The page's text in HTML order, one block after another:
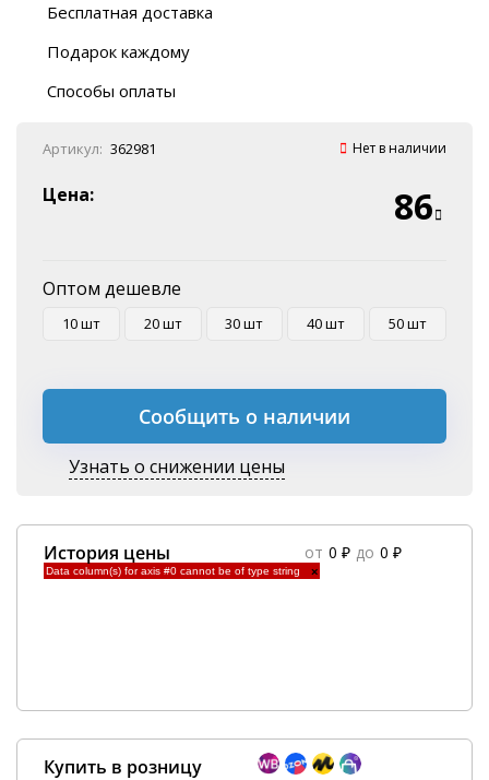
Бесплатная доставка
Автобусы (по ЮФО)
“BlaBlaCar” (по ЮФО)
Подарок каждому
Способы оплаты
Наличные
Эквайринг
Артикул: 362981 Нет в наличии
Цена: 86
Оптом дешевле
10 шт 20 шт 30 шт 40 шт 50 шт
Сообщить о наличии
Узнать о снижении цены
История цены от 0 ₽ до 0 ₽
Data column(s) for axis #0 cannot be of type string ×
Купить в розницу